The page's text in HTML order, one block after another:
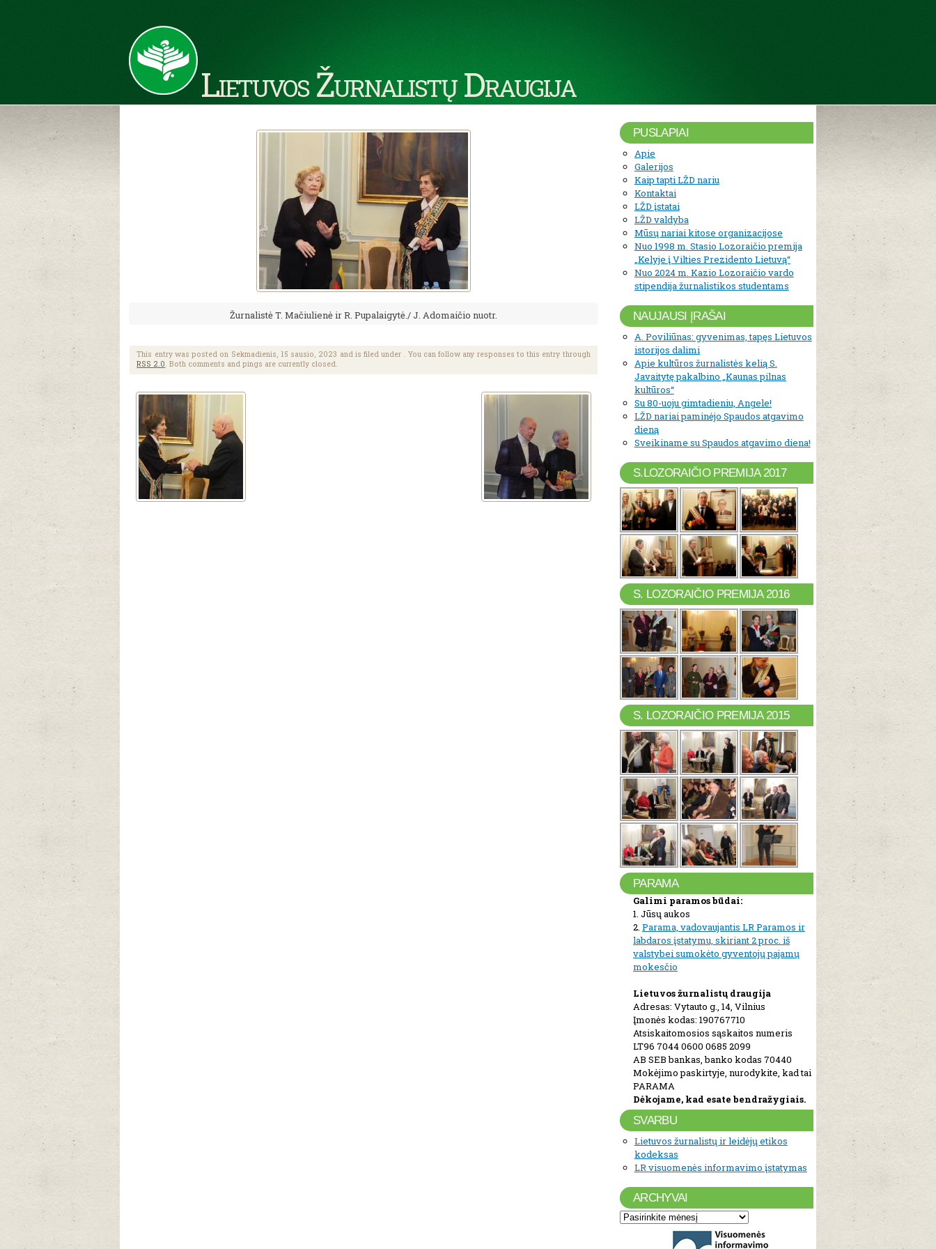
Lietuvos Žurnalistų Draugija
Žurnalistė T. Mačiulienė ir R. Pupalaigytė./ J. Adomaičio nuotr.
This entry was posted on Sekmadienis, 15 sausio, 2023 and is filed under . You can follow any responses to this entry through
RSS 2.0. Both comments and pings are currently closed.
PUSLAPIAI
Apie
Galerijos
Kaip tapti LŽD nariu
Kontaktai
LŽD įstatai
LŽD valdyba
Mūsų nariai kitose organizacijose
Nuo 1998 m. Stasio Lozoraičio premija
„Kelyje į Vilties Prezidento Lietuvą“
Nuo 2024 m. Kazio Lozoraičio vardo
stipendija žurnalistikos studentams
NAUJAUSI ĮRAŠAI
A. Poviliūnas: gyvenimas, tapęs Lietuvos
istorijos dalimi
Apie kultūros žurnalistės kelią S.
Javaitytę pakalbino „Kaunas pilnas
kultūros“
Su 80-uoju gimtadieniu, Angele!
LŽD nariai paminėjo Spaudos atgavimo
dieną
Sveikiname su Spaudos atgavimo diena!
S.LOZORAIČIO PREMIJA 2017
S. LOZORAIČIO PREMIJA 2016
S. LOZORAIČIO PREMIJA 2015
PARAMA
Galimi paramos būdai:
1. Jūsų aukos
2. Parama, vadovaujantis LR Paramos ir
labdaros įstatymu, skiriant 2 proc. iš
valstybei sumokėto gyventojų pajamų
mokesčio
Lietuvos žurnalistų draugija
Adresas: Vytauto g., 14, Vilnius
Įmonės kodas: 190767710
Atsiskaitomosios sąskaitos numeris
LT96 7044 0600 0685 2099
AB SEB bankas, banko kodas 70440
Mokėjimo paskirtyje, nurodykite, kad tai
PARAMA
Dėkojame, kad esate bendražygiais.
SVARBU
Lietuvos žurnalistų ir leidėjų etikos
kodeksas
LR visuomenės informavimo įstatymas
ARCHYVAI
Archyvai